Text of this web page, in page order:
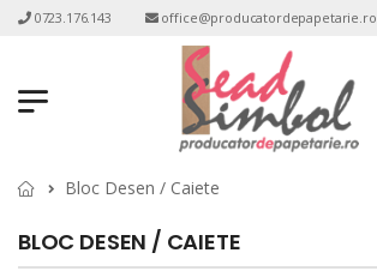
0723.176.143 office@producatordepapetarie.ro
Bloc Desen / Caiete
BLOC DESEN / CAIETE